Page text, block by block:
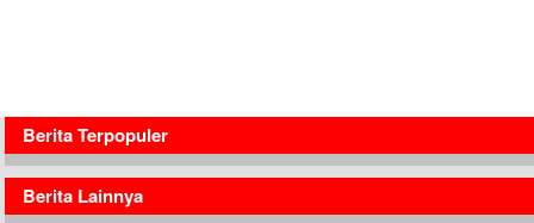
Berita Terpopuler
Berita Lainnya